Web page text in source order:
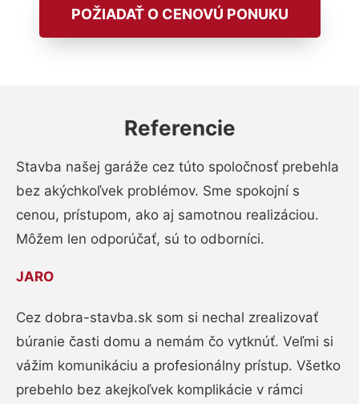
POŽIADAŤ O CENOVÚ PONUKU
Referencie
Stavba našej garáže cez túto spoločnosť prebehla
bez akýchkoľvek problémov. Sme spokojní s
cenou, prístupom, ako aj samotnou realizáciou.
Môžem len odporúčať, sú to odborníci.
JARO
Cez dobra-stavba.sk som si nechal zrealizovať
búranie časti domu a nemám čo vytknúť. Veľmi si
vážim komunikáciu a profesionálny prístup. Všetko
prebehlo bez akejkoľvek komplikácie v rámci